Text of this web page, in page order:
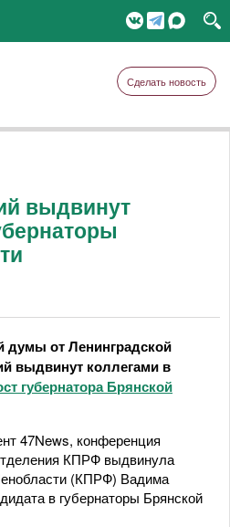
Сделать новость
выдвинут
думы от Ленинградской
выдвинут коллегами в
губернатора Брянской
47News, конференция
КПРФ выдвинула
(КПРФ) Вадима
в губернаторы Брянской